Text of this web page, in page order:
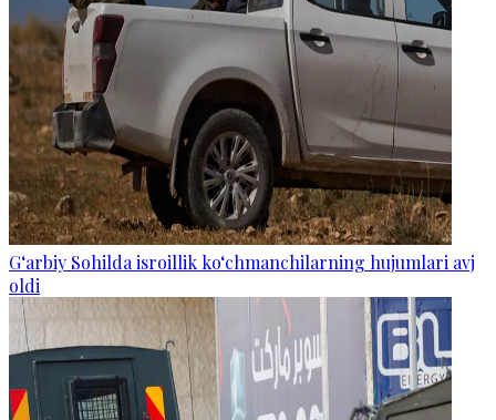
G‘arbiy Sohilda isroillik ko‘chmanchilarning hujumlari avj
oldi